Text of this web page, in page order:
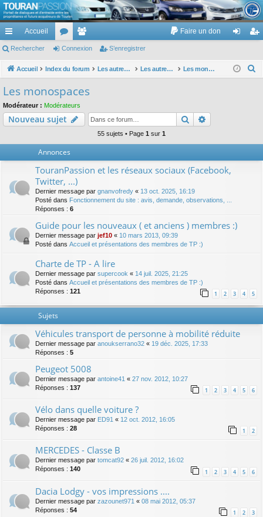
TouranPassion
Le forum des propriétaires ou futurs acquéreurs du Volkswagen Touran
cc
ès
pi
de
Accueil
or
u
e
m
Faire un don
ne nr
Rechercher Connexion S’enregistrer
Accueil Index du forum Les autres voitures et ce qui touche à la voiture Les autres modèles hors VW : concessions, modèles, achat, prix et remise ... Les monospaces
c
Les monospaces
Modérateur : Modérateurs
Nouveau sujet Rechercher
55 sujets • Page 1 sur 1
Annonces
TouranPassion et les réseaux sociaux (Facebook,
Twitter, ...)
Dernier message par gnanvofredy « 13 oct. 2025, 16:19
Posté dans Fonctionnement du site : avis, demande, observations, ...
Réponses : 6
Guide pour les nouveaux ( et anciens ) membres :)
Dernier message par jef10 « 10 mars 2013, 09:39
Posté dans Accueil et présentations des membres de TP :)
Charte de TP - A lire
Dernier message par supercook « 14 juil. 2025, 21:25
Posté dans Accueil et présentations des membres de TP :)
Réponses : 121 1 2 3 4 5
Sujets
Véhicules transport de personne à mobilité réduite
Dernier message par anoukserrano32 « 19 déc. 2025, 17:33
Réponses : 5
Peugeot 5008
Dernier message par antoine41 « 27 nov. 2012, 10:27
Réponses : 137 1 2 3 4 5 6
Vélo dans quelle voiture ?
Dernier message par ED91 « 12 oct. 2012, 16:05
Réponses : 28 1 2
MERCEDES - Classe B
Dernier message par tomcat92 « 26 juil. 2012, 16:02
Réponses : 140 1 2 3 4 5 6
Dacia Lodgy - vos impressions ....
Dernier message par zazounet971 « 08 mai 2012, 05:37
Réponses : 54 1 2 3